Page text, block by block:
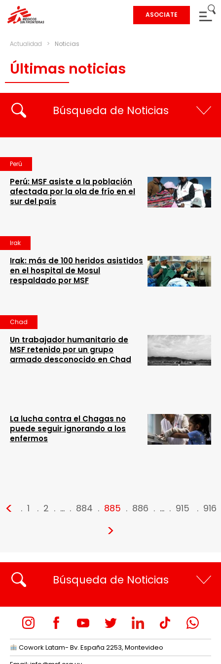
ASOCIATE
Actualidad > Noticias
Últimas noticias
Búsqueda de Noticias
Perú
Perú: MSF asiste a la población
afectada por la ola de frío en el
sur del país
Irak
Irak: más de 100 heridos asistidos
en el hospital de Mosul
respaldado por MSF
Chad
Un trabajador humanitario de
MSF retenido por un grupo
armado desconocido en Chad
La lucha contra el Chagas no
puede seguir ignorando a los
enfermos
< 1 2 … 884 885 886 … 915 916
>
Búsqueda de Noticias
Cowork Latam- Bv. España 2253, Montevideo